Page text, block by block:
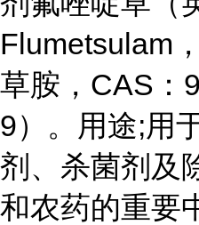
Flumetsulam
草胺，CAS：
9）。用途;用
剂、杀菌剂及
和农药的重要